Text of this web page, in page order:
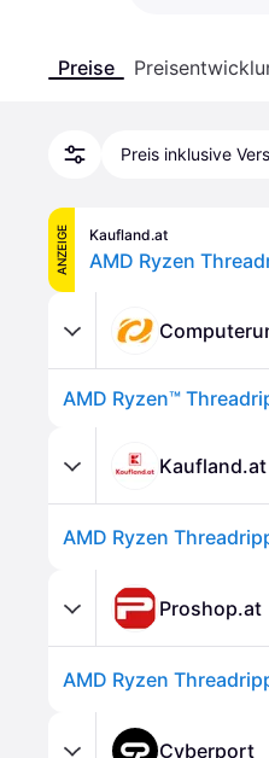
Preise
Preis inklusive
ANZEIGE Kaufland.at
Kaufland.at
Proshop.at
Cyberport